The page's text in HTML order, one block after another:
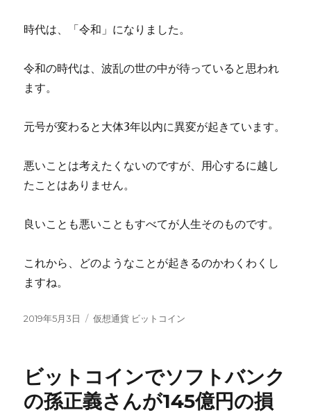
時代は、「令和」になりました。
令和の時代は、波乱の世の中が待っていると思われ
ます。
元号が変わると大体3年以内に異変が起きています。
悪いことは考えたくないのですが、用心するに越し
たことはありません。
良いことも悪いこともすべてが人生そのものです。
これから、どのようなことが起きるのかわくわくし
ますね。
投
2019年5月3日
カ
ー
仮想通貨 ビットコイン
ビットコインでソフトバンク
の孫正義さんが145億円の損